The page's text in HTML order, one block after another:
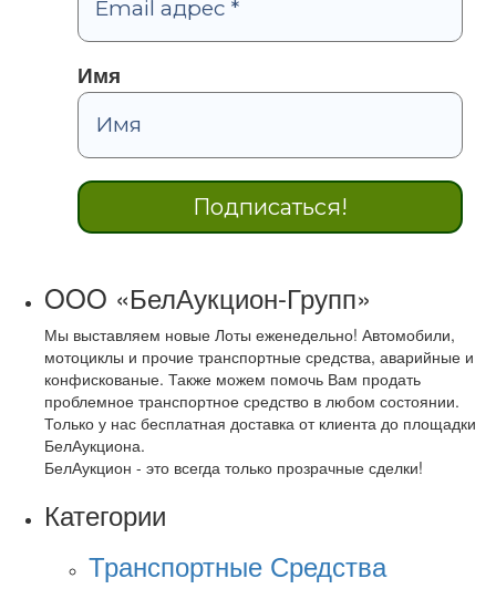
Имя
OOO «БелАукцион-Групп»
Мы выставляем новые Лоты еженедельно! Автомобили,
мотоциклы и прочие транспортные средства, аварийные и
конфискованые. Также можем помочь Вам продать
проблемное транспортное средство в любом состоянии.
Только у нас бесплатная доставка от клиента до площадки
БелАукциона.
БелАукцион - это всегда только прозрачные сделки!
Категории
Транспортные Средства